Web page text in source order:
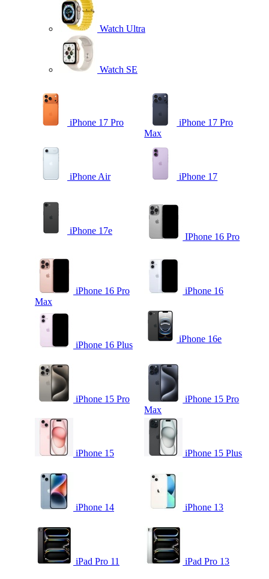
Watch Ultra
Watch SE
iPhone 17 Pro
iPhone 17 Pro
Max
iPhone Air iPhone 17
iPhone 17e
IPhone 16 Pro
iPhone 16 Pro
Max
iPhone 16
iPhone 16 Plus
iPhone 16e
iPhone 15 Pro
iPhone 15 Pro
Max
iPhone 15 iPhone 15 Plus
iPhone 14 iPhone 13
iPad Pro 11 iPad Pro 13